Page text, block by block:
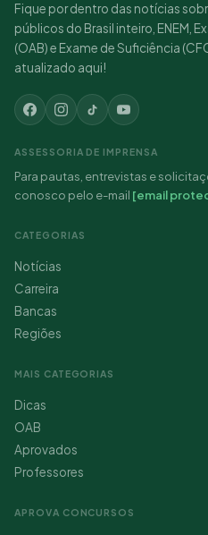
Fique por dentro das notícias
públicos do Brasil inteiro, ENEM,
(OAB) e Exame de Suficiência
atualizado aqui!
ASSESSORIA DE IMPRENSA
Para pautas, entrevistas e
conosco pelo e-mail [email
CATEGORIAS
Notícias
Carreira
Bancas
Regiões
MAIS CATEGORIAS
Dicas
OAB
Aprovados
Professores
APROVA CONCURSOS